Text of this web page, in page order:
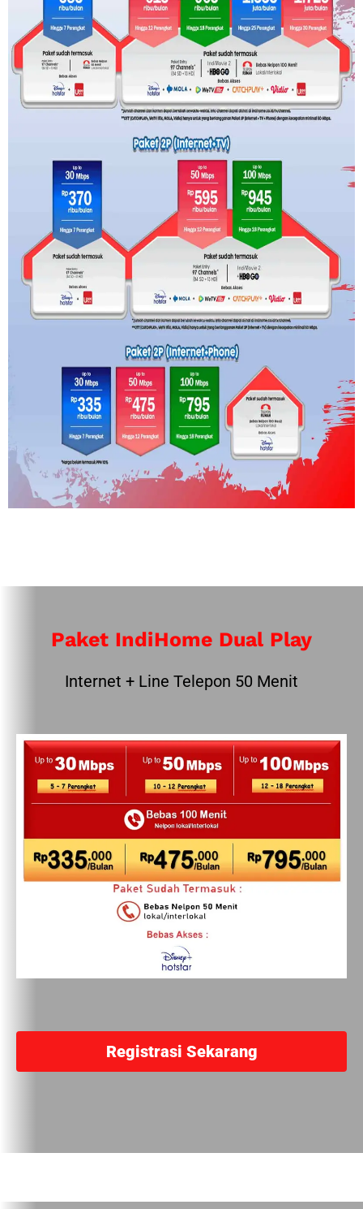
Paket IndiHome Dual Play
Internet + Line Telepon 50 Menit
Registrasi Sekarang